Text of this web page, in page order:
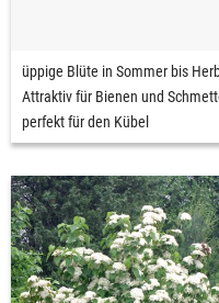
üppige Blüte in Sommer bis
Attraktiv für Bienen und
perfekt für den Kübel